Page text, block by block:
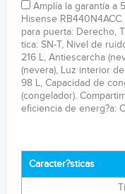
Amplía la garantía a
Hisense
para puerta: Derecho,
tica: SN-T, Nivel de
216 L, Antiescarcha
(nevera), Luz interior
98 L, Capacidad de
(congelador).
eficiencia de energ?a:
Caracter?sticas